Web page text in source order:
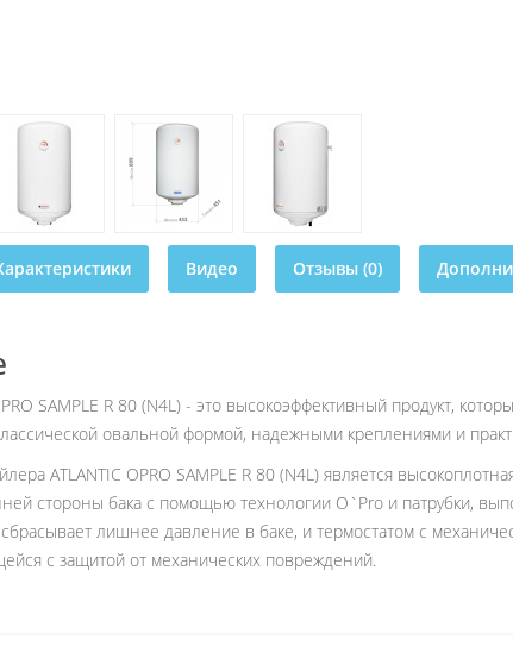
Видео Отзывы (0)
SAMPLE R 80 (N4L) - это высокоэффективный продукт,
овальной формой, надежными креплениями и
ATLANTIC OPRO SAMPLE R 80 (N4L) является
стороны бака с помощью технологии O`Pro и патрубки,
лишнее давление в баке, и термостатом с
с защитой от механических повреждений.